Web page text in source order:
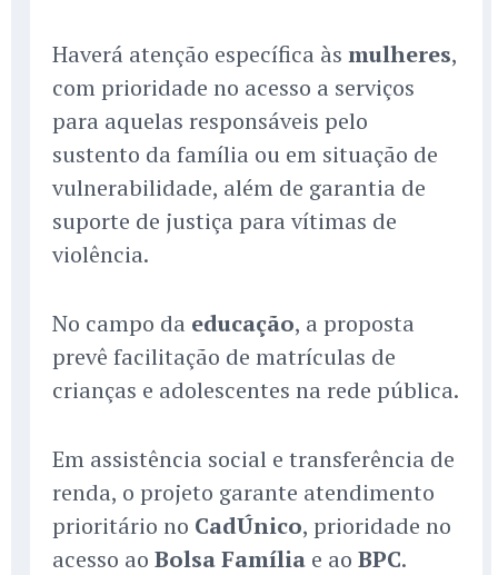
Haverá atenção específica às mulheres,
com prioridade no acesso a serviços
para aquelas responsáveis pelo
sustento da família ou em situação de
vulnerabilidade, além de garantia de
suporte de justiça para vítimas de
violência.
No campo da educação, a proposta
prevê facilitação de matrículas de
crianças e adolescentes na rede pública.
Em assistência social e transferência de
renda, o projeto garante atendimento
prioritário no CadÚnico, prioridade no
acesso ao Bolsa Família e ao BPC.